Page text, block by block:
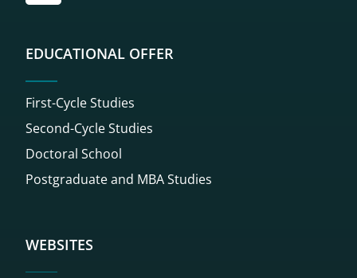
EDUCATIONAL OFFER
First-Cycle Studies
Second-Cycle Studies
Doctoral School
Postgraduate and MBA Studies
WEBSITES